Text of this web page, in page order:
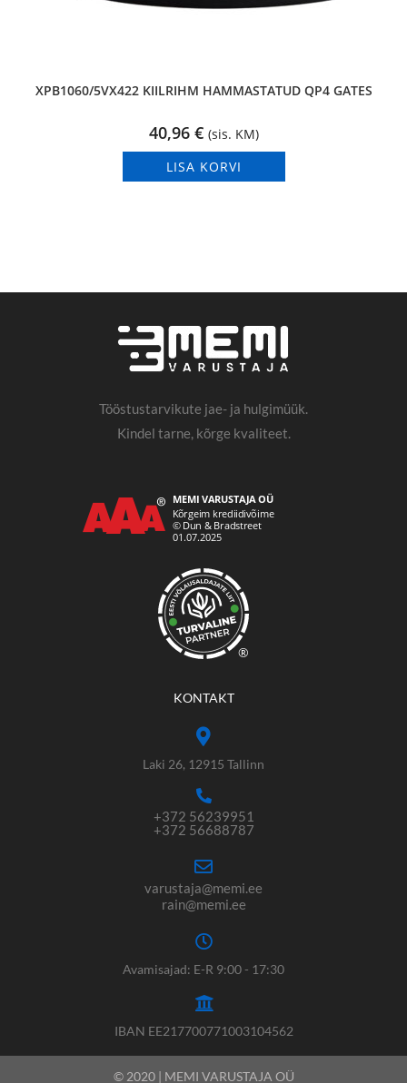
XPB1060/5VX422 KIILRIHM HAMMASTATUD QP4 GATES
40,96 € (sis. KM)
LISA KORVI
Tööstustarvikute jae- ja hulgimüük.
Kindel tarne, kõrge kvaliteet.
®
KONTAKT
Laki 26, 12915 Tallinn
+372 56239951
+372 56688787
varustaja@memi.ee
rain@memi.ee
Avamisajad: E-R 9:00 - 17:30
IBAN EE217700771003104562
© 2020 | MEMI VARUSTAJA OÜ